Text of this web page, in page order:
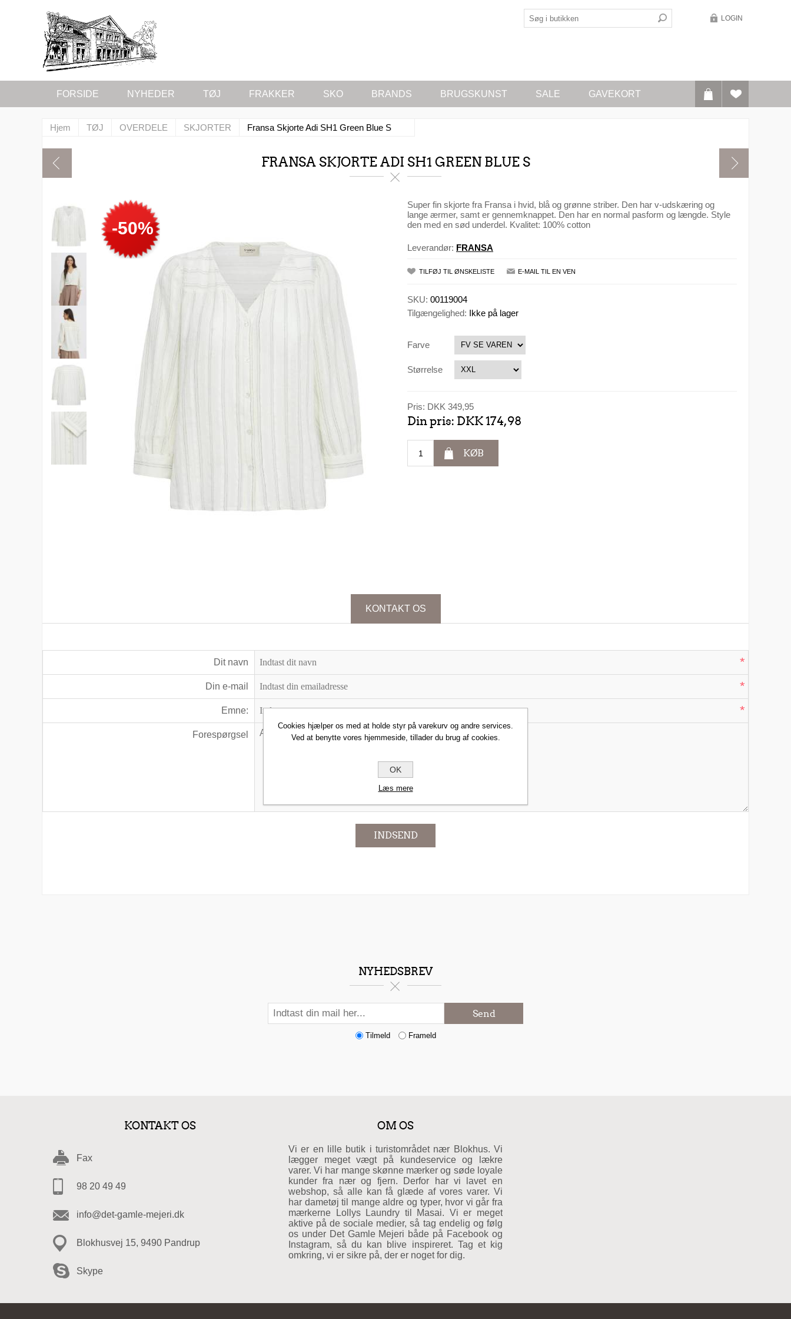
LOGIN
FORSIDE NYHEDER TØJ FRAKKER SKO BRANDS BRUGSKUNST SALE GAVEKORT
Hjem TØJ OVERDELE SKJORTER Fransa Skjorte Adi SH1 Green Blue S
FRANSA SKJORTE ADI SH1 GREEN BLUE S
-50%
Super fin skjorte fra Fransa i hvid, blå og grønne striber. Den har v-udskæring og
lange ærmer, samt er gennemknappet. Den har en normal pasform og længde. Style
den med en sød underdel. Kvalitet: 100% cotton
Leverandør: FRANSA
TILFØJ TIL ØNSKELISTE E-MAIL TIL EN VEN
SKU: 00119004
Tilgængelighed: Ikke på lager
Farve
Størrelse
Pris: DKK 349,95
Din pris: DKK 174,98
KØB
KONTAKT OS
Dit navn *
Din e-mail *
Emne: *
Forespørgsel
INDSEND
NYHEDSBREV
Send
Tilmeld Frameld
KONTAKT OS
Fax
98 20 49 49
info@det-gamle-mejeri.dk
Blokhusvej 15, 9490 Pandrup
Skype
OM OS
Vi er en lille butik i turistområdet nær Blokhus. Vi
lægger meget vægt på kundeservice og lækre
varer. Vi har mange skønne mærker og søde loyale
kunder fra nær og fjern. Derfor har vi lavet en
webshop, så alle kan få glæde af vores varer. Vi
har dametøj til mange aldre og typer, hvor vi går fra
mærkerne Lollys Laundry til Masai. Vi er meget
aktive på de sociale medier, så tag endelig og følg
os under Det Gamle Mejeri både på Facebook og
Instagram, så du kan blive inspireret. Tag et kig
omkring, vi er sikre på, der er noget for dig.
Cookies hjælper os med at holde styr på varekurv og andre services.
Ved at benytte vores hjemmeside, tillader du brug af cookies.
OK
Læs mere